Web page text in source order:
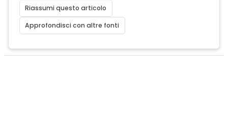
Riassumi questo articolo
Approfondisci con altre fonti